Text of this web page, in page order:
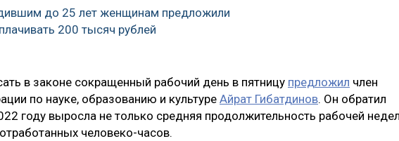
до 25 лет женщинам предложили
200 тысяч рублей
в законе сокращенный рабочий день в пятницу предложил член
по науке, образованию и культуреАйрат Гибатдинов. Он обратил
году выросла не только средняя продолжительность рабочей
человеко-часов.